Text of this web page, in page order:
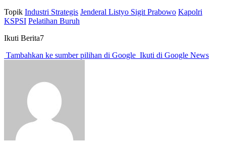
Topik Industri Strategis Jenderal Listyo Sigit Prabowo Kapolri
KSPSI Pelatihan Buruh
Ikuti Berita7
Tambahkan ke sumber pilihan di Google Ikuti di Google News